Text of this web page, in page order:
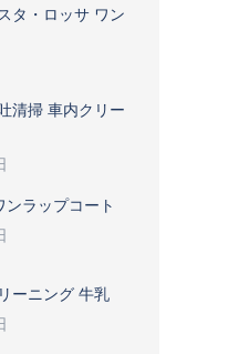
タ・ロッサ ワン
清掃 車内クリー
ンラップコート
ーニング 牛乳